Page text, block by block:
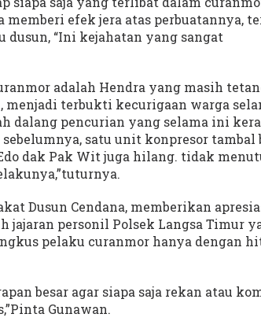
efek jera atas perbuatannya,
“Ini kejahatan yang sangat
adalah Hendra yang masih
menjadi terbukti kecurigaan warga
dalang pencurian yang selama ini
satu unit konpresor tambal
dak Pak Wit juga hilang. tidak
Dusun Cendana, memberikan
jajaran personil Polsek Langsa Timur
pelaku curanmor hanya dengan
besar agar siapa saja rekan atau
Gunawan.